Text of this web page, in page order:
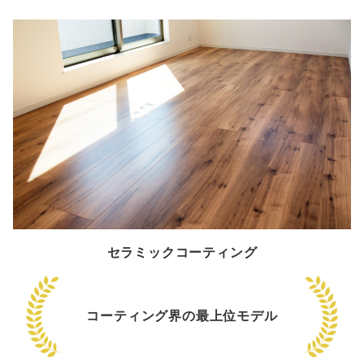
セラミックコーティング
コーティング界の最上位モデル